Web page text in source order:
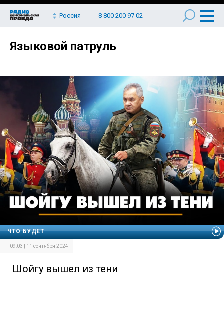
Россия 8 800 200 97 02
Языковой патруль
ЧТО БУДЕТ
09:03 | 11 сентября 2024
Шойгу вышел из тени